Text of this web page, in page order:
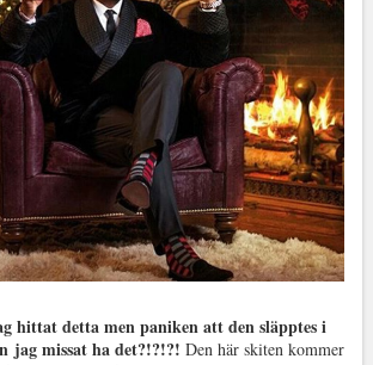
hittat detta men paniken att den släpptes i
jag missat ha det?!?!?! Den här skiten kommer